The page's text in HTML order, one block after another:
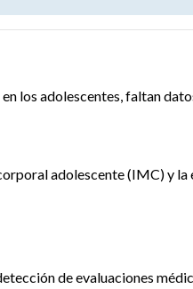
los adolescentes, faltan
adolescente (IMC) y
de evaluaciones